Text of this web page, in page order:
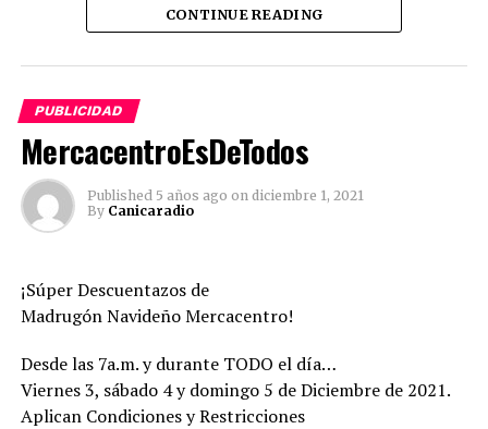
Facebook
Mastodon
CONTINUE READING
PUBLICIDAD
MercacentroEsDeTodos
Published 5 años ago on diciembre 1, 2021
By Canicaradio
¡Súper Descuentazos de
Madrugón Navideño Mercacentro!
Desde las 7a.m. y durante TODO el día…
Viernes 3, sábado 4 y domingo 5 de Diciembre de 2021.
Aplican Condiciones y Restricciones